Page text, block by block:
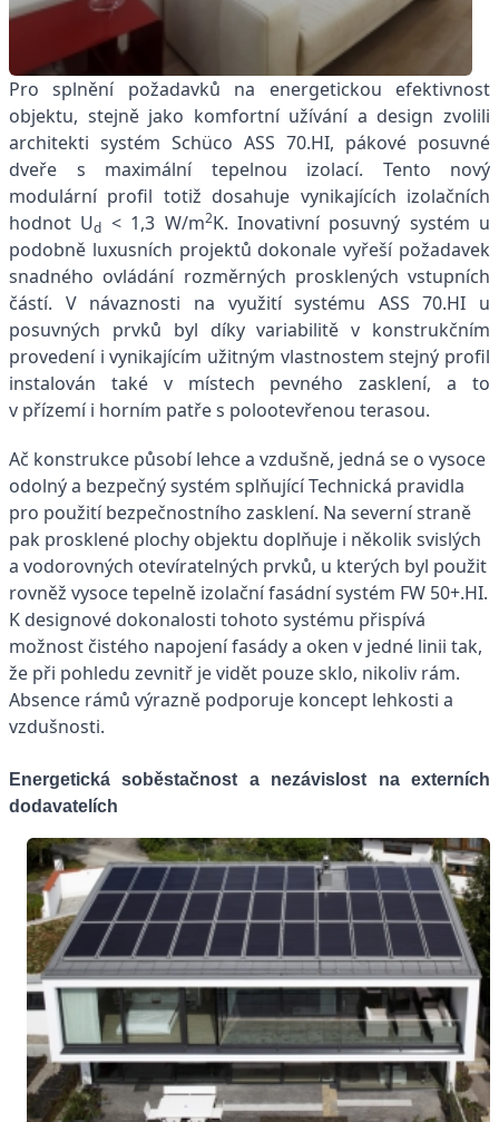
Pro splnění požadavků na energetickou efektivnost
objektu, stejně jako komfortní užívání a design zvolili
architekti systém Schüco ASS 70.HI, pákové posuvné
dveře s maximální tepelnou izolací. Tento nový
modulární profil totiž dosahuje vynikajících izolačních
hodnot Ud < 1,3 W/m2K. Inovativní posuvný systém u
podobně luxusních projektů dokonale vyřeší požadavek
snadného ovládání rozměrných prosklených vstupních
částí. V návaznosti na využití systému ASS 70.HI u
posuvných prvků byl díky variabilitě v konstrukčním
provedení i vynikajícím užitným vlastnostem stejný profil
instalován také v místech pevného zasklení, a to
v přízemí i horním patře s polootevřenou terasou.
Ač konstrukce působí lehce a vzdušně, jedná se o vysoce
odolný a bezpečný systém splňující Technická pravidla
pro použití bezpečnostního zasklení. Na severní straně
pak prosklené plochy objektu doplňuje i několik svislých
a vodorovných otevíratelných prvků, u kterých byl použit
rovněž vysoce tepelně izolační fasádní systém FW 50+.HI.
K designové dokonalosti tohoto systému přispívá
možnost čistého napojení fasády a oken v jedné linii tak,
že při pohledu zevnitř je vidět pouze sklo, nikoliv rám.
Absence rámů výrazně podporuje koncept lehkosti a
vzdušnosti.
Energetická soběstačnost a nezávislost na externích
dodavatelích